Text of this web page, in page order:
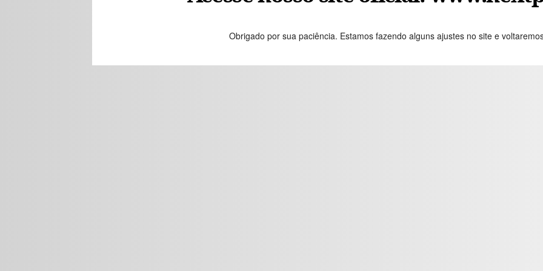
Obrigado por sua paciência. Estamos fazendo alguns ajustes no site e